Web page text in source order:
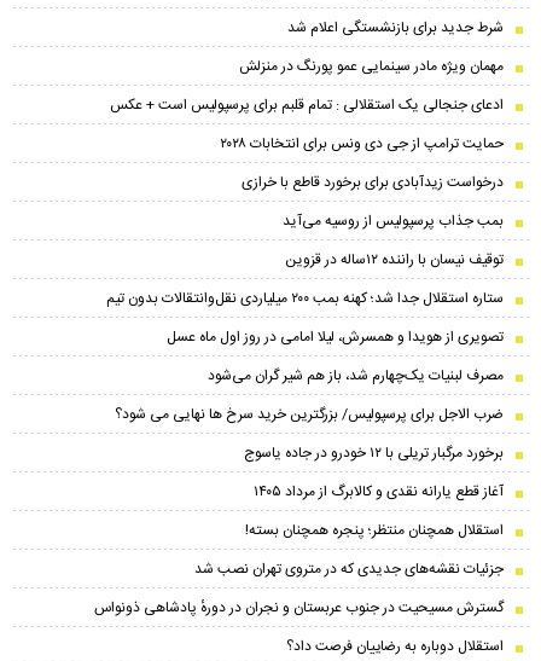
شرط جدید برای بازنشستگی اعلام شد
مهمان ویژه مادر سینمایی عمو پورنگ در منزلش
ادعای جنجالی یک استقلالی : تمام قلبم برای پرسپولیس است + عکس
حمایت ترامپ از جی دی ونس برای انتخابات ۲۰۲۸
درخواست زیدآبادی برای برخورد قاطع با خرازی
بمب جذاب پرسپولیس از روسیه می‌آید
توقیف نیسان با راننده ۱۲ساله در قزوین
ستاره استقلال جدا شد؛ کهنه بمب ۲۰۰ میلیاردی نقل‌وانتقالات بدون تیم
تصویری از هویدا و همسرش، لیلا امامی در روز اول ماه عسل
مصرف لبنیات یک‌چهارم شد، باز هم شیر گران می‌شود
ضرب الاجل برای پرسپولیس/ بزرگترین خرید سرخ ها نهایی می شود؟
برخورد مرگبار تریلی با ۱۲ خودرو در جاده یاسوج
آغاز قطع یارانه نقدی و کالابرگ از مرداد ۱۴۰۵
استقلال همچنان منتظر؛ پنجره همچنان بسته!
جزئیات نقشه‌های جدیدی که در متروی تهران نصب شد
گسترش مسیحیت در جنوب عربستان و نجران در دورهٔ پادشاهی ذونواس
استقلال دوباره به رضاییان فرصت داد؟